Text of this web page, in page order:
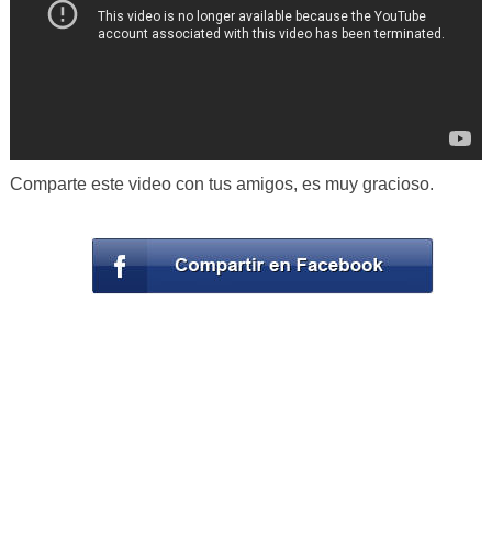
Comparte este video con tus amigos, es muy gracioso.